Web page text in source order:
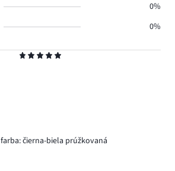
farba: čierna-biela prúžkovaná
0%
0%